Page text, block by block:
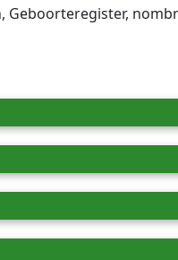
Geboorteregister,